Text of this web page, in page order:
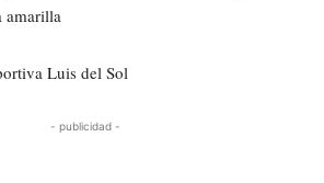
amarilla
Luis del Sol
- publicidad -